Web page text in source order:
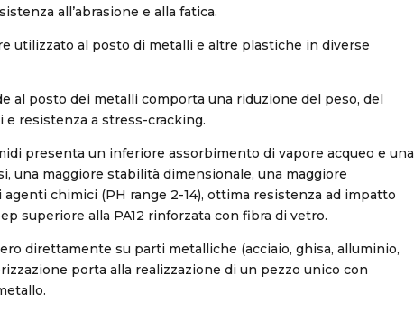
all’abrasione e alla fatica.
utilizzato al posto di metalli e altre plastiche in diverse
al posto dei metalli comporta una riduzione del peso, del
e resistenza a stress-cracking.
presenta un inferiore assorbimento di vapore acqueo e una
una maggiore stabilità dimensionale, una maggiore
agenti chimici (PH range 2-14), ottima resistenza ad impatto
superiore alla PA12 rinforzata con fibra di vetro.
direttamente su parti metalliche (acciaio, ghisa, alluminio,
porta alla realizzazione di un pezzo unico con